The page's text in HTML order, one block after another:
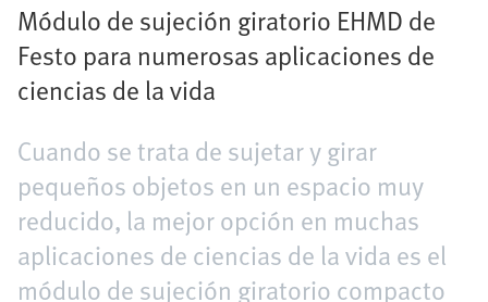
Módulo de sujeción giratorio EHMD de
Festo para numerosas aplicaciones de
ciencias de la vida
Cuando se trata de sujetar y girar
pequeños objetos en un espacio muy
reducido, la mejor opción en muchas
aplicaciones de ciencias de la vida es el
módulo de sujeción giratorio compacto